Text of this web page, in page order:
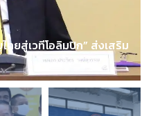
ยสู่เวทีโอลิมปิก” ส่งเสริม